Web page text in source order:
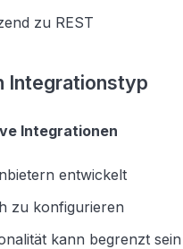
zu REST
Integrationstyp
Integrationen
entwickelt
zu konfigurieren
kann begrenzt sein